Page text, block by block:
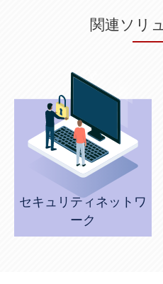
関連ソリ
セキュリティネットワ
ーク